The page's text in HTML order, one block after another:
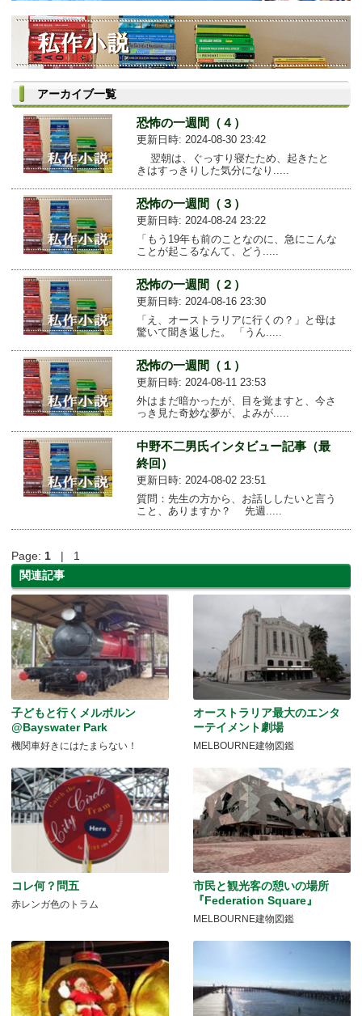
アーカイブ一覧
恐怖の一週間（４）
更新日時: 2024-08-30 23:42
翌朝は、ぐっすり寝たため、起きたと
きはすっきりした気分になり.....
恐怖の一週間（３）
更新日時: 2024-08-24 23:22
「もう19年も前のことなのに、急にこんな
ことが起こるなんて、どう.....
恐怖の一週間（２）
更新日時: 2024-08-16 23:30
「え、オーストラリアに行くの？」と母は
驚いて聞き返した。 「うん.....
恐怖の一週間（１）
更新日時: 2024-08-11 23:53
外はまだ暗かったが、目を覚ますと、今さ
っき見た奇妙な夢が、よみが.....
中野不二男氏インタビュー記事（最
終回）
更新日時: 2024-08-02 23:51
質問：先生の方から、お話ししたいと言う
こと、ありますか？ 先週.....
Page: 1 | 1
関連記事
子どもと行くメルボルン
@Bayswater Park
機関車好きにはたまらない！
オーストラリア最大のエンタ
ーテイメント劇場
MELBOURNE建物図鑑
コレ何？問五
赤レンガ色のトラム
市民と観光客の憩いの場所
『Federation Square』
MELBOURNE建物図鑑